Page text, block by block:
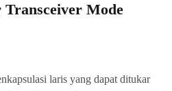
Transceiver Mode
laris yang dapat ditukar